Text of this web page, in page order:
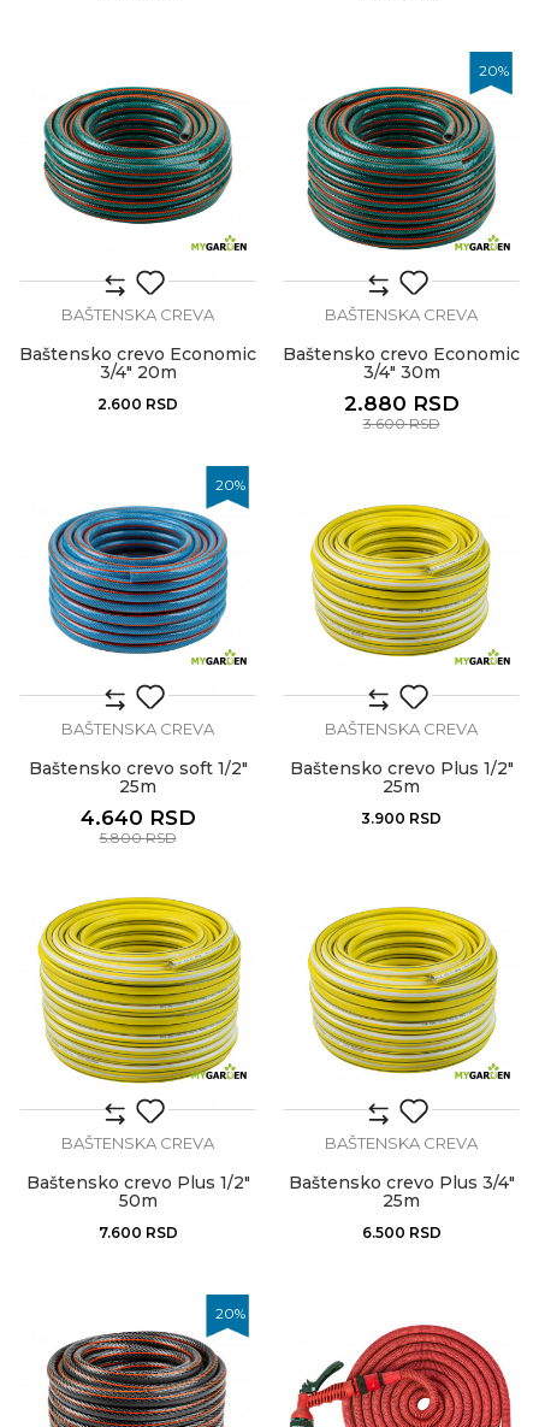
BAŠTENSKA CREVA
Baštensko crevo Economic
3/4" 20m
2.600 RSD
20%
BAŠTENSKA CREVA
Baštensko crevo Economic
3/4" 30m
2.880 RSD
3.600RSD
20%
BAŠTENSKA CREVA
Baštensko crevo soft 1/2"
25m
4.640 RSD
5.800RSD
BAŠTENSKA CREVA
Baštensko crevo Plus 1/2"
25m
3.900 RSD
BAŠTENSKA CREVA
Baštensko crevo Plus 1/2"
50m
7.600 RSD
BAŠTENSKA CREVA
Baštensko crevo Plus 3/4"
25m
6.500 RSD
20%